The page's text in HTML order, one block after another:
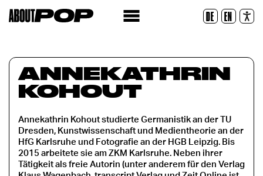
DE EN
Réinitialiser
ANNEKATHRIN
KOHOUT
Annekathrin Kohout studierte Germanistik an der TU
Dresden, Kunstwissenschaft und Medientheorie an der
HfG Karlsruhe und Fotografie an der HGB Leipzig. Bis
2015 arbeitete sie am ZKM Karlsruhe. Neben ihrer
Tätigkeit als freie Autorin (unter anderem für den Verlag